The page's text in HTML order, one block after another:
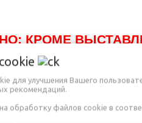
КРОМЕ
ТОВАРОВ,
ДРУГИХ
ПОКА ЕЩЁ НЕ
ЗВОНИТЕ
757-80-10
757-80-10
cookie
для улучшения Вашего
рекомендаций.
обработку файлов cookie в